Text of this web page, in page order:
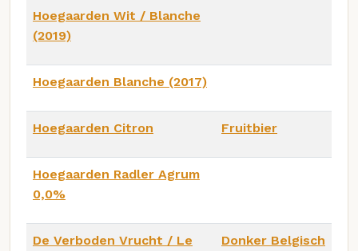
Hoegaarden Wit / Blanche
(2019)
Hoegaarden Blanche (2017)
Hoegaarden Citron Fruitbier
Hoegaarden Radler Agrum
0,0%
De Verboden Vrucht / Le
Donker Belgisch